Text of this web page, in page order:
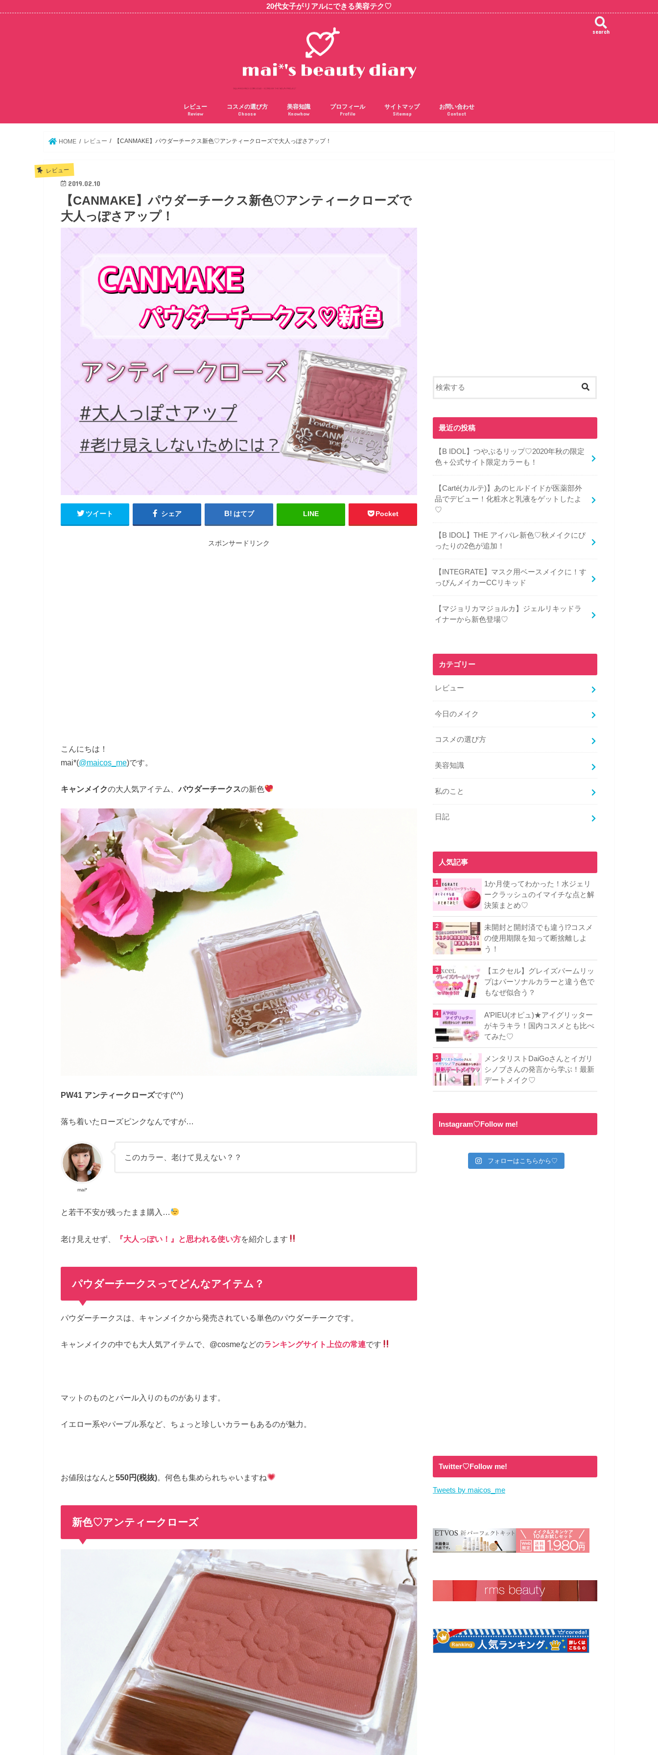
20代女子がリアルにできる美容テク♡
search
レビュー
Review
コスメの選び方
Choose
美容知識
Knowhow
プロフィール
Profile
サイトマップ
Sitemap
お問い合わせ
Contact
HOME レビュー 【CANMAKE】パウダーチークス新色♡アンティークローズで大人っぽさアップ！
レビュー
2019.02.10
【CANMAKE】パウダーチークス新色♡アンティークローズで
大人っぽさアップ！
ツイート シェア はてブ LINE Pocket
スポンサードリンク
こんにちは！
mai*(@maicos_me)です。
キャンメイクの大人気アイテム、 パウダーチークスの新色
PW41 アンティークローズです(^^)
落ち着いたローズピンクなんですが…
mai*
このカラー、老けて見えない？？
と若干不安が残ったまま購入…
老け見えせず、 『大人っぽい！』と思われる使い方を紹介します
パウダーチークスってどんなアイテム？
パウダーチークスは、キャンメイクから発売されている単色のパウダーチークです。
キャンメイクの中でも大人気アイテムで、@cosmeなどのランキングサイト上位の常連です
マットのものとパール入りのものがあります。
イエロー系やパープル系など、ちょっと珍しいカラーもあるのが魅力。
お値段はなんと550円(税抜)。何色も集められちゃいますね
新色♡アンティークローズ
最近の投稿
【B IDOL】つやぷるリップ♡2020年秋の限定
色＋公式サイト限定カラーも！
【Carté(カルテ)】あのヒルドイドが医薬部外
品でデビュー！化粧水と乳液をゲットしたよ
♡
【B IDOL】THE アイパレ新色♡秋メイクにぴ
ったりの2色が追加！
【INTEGRATE】マスク用ベースメイクに！す
っぴんメイカーCCリキッド
【マジョリカマジョルカ】ジェルリキッドラ
イナーから新色登場♡
カテゴリー
レビュー
今日のメイク
コスメの選び方
美容知識
私のこと
日記
人気記事
1か月使ってわかった！水ジェリ
ークラッシュのイマイチな点と解
決策まとめ♡
未開封と開封済でも違う!?コスメ
の使用期限を知って断捨離しよ
う！
【エクセル】グレイズバームリッ
プはパーソナルカラーと違う色で
もなぜ似合う？
A’PIEU(オピュ)★アイグリッター
がキラキラ！国内コスメとも比べ
てみた♡
メンタリストDaiGoさんとイガリ
シノブさんの発言から学ぶ！最新
デートメイク♡
Instagram♡Follow me!
フォローはこちらから♡
Twitter♡Follow me!
Tweets by maicos_me